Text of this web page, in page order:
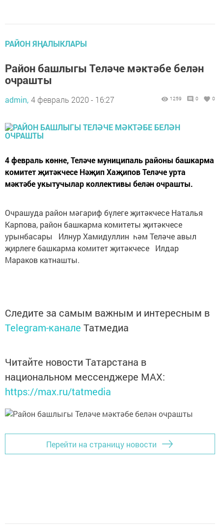
РАЙОН ЯҢАЛЫКЛАРЫ
Район башлыгы Теләче мәктәбе белән
очрашты
admin, 4 февраль 2020 - 16:27 1259 0 0
4 февраль көнне, Теләче муниципаль районы башкарма
комитет җитәкчесе Нәҗип Хаҗипов Теләче урта
мәктәбе укытучылар коллективы белән очрашты.
Очрашуда район мәгариф бүлеге җитәкчесе Наталья
Карпова, район башкарма комитеты җитәкчесе
урынбасары Илнур Хамидуллин һәм Теләче авыл
җирлеге башкарма комитет җитәкчесе Илдар
Мараков катнашты.
Следите за самым важным и интересным в
Telegram-канале Татмедиа
Читайте новости Татарстана в
национальном мессенджере MАХ:
https://max.ru/tatmedia
Перейти на страницу новости